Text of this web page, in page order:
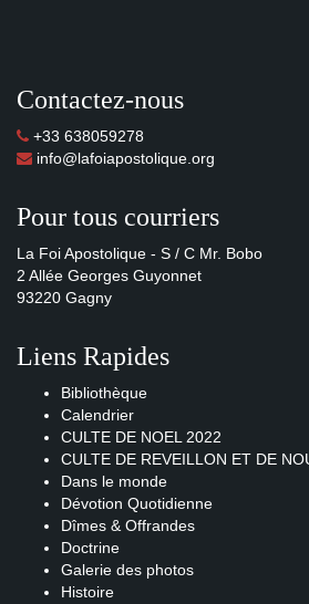
Contactez-nous
+33 638059278
info@lafoiapostolique.org
Pour tous courriers
La Foi Apostolique - S / C Mr. Bobo
2 Allée Georges Guyonnet
93220 Gagny
Liens Rapides
Bibliothèque
Calendrier
CULTE DE NOEL 2022
CULTE DE REVEILLON ET DE
Dans le monde
Dévotion Quotidienne
Dîmes & Offrandes
Doctrine
Galerie des photos
Histoire